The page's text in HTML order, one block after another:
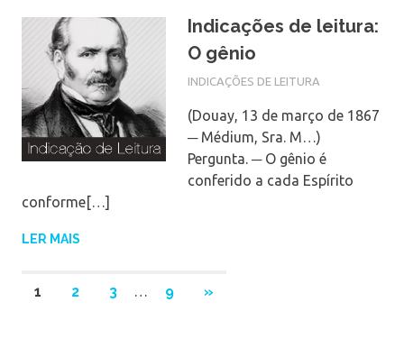
Indicações de leitura:
O gênio
INDICAÇÕES DE LEITURA
(Douay, 13 de março de 1867
─ Médium, Sra. M…)
Pergunta. ─ O gênio é
conferido a cada Espírito
conforme[…]
LER MAIS
1 2 3 … 9
NEXT
»